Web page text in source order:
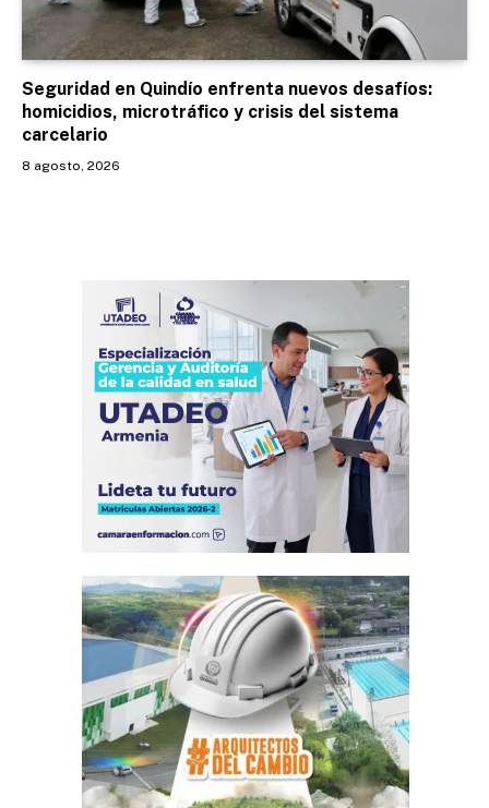
Seguridad en Quindío enfrenta nuevos desafíos:
homicidios, microtráfico y crisis del sistema
carcelario
8 agosto, 2026